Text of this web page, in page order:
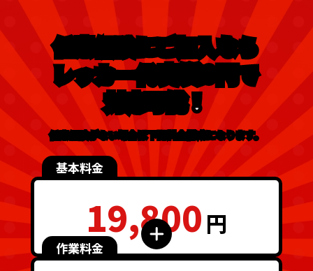
任意保険にご加入なら
レッカー代実質0円で
対応可能！
任意保険がない場合は下記料金構成になります。
基本料金
19,800 円
作業料金